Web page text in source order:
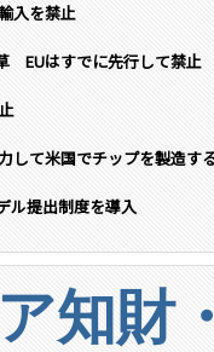
入を禁止
EUはすでに先行して禁止
して米国でチップを製造す
ル提出制度を導入
知財